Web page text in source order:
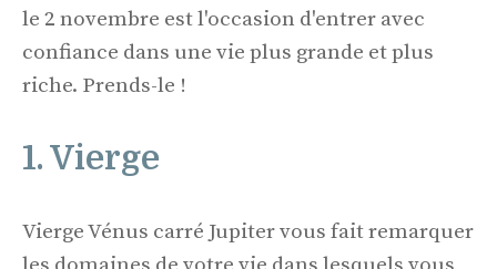
le 2 novembre est l'occasion d'entrer avec
confiance dans une vie plus grande et plus
riche. Prends-le !
1. Vierge
Vierge Vénus carré Jupiter vous fait remarquer